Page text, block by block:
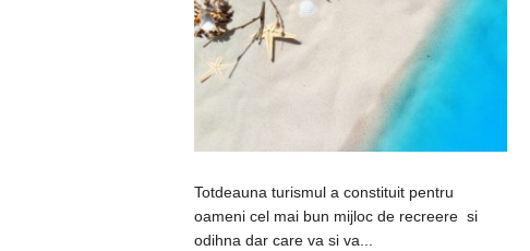
Totdeauna turismul a constituit pentru
oameni cel mai bun mijloc de recreere si
odihna dar care va si va...